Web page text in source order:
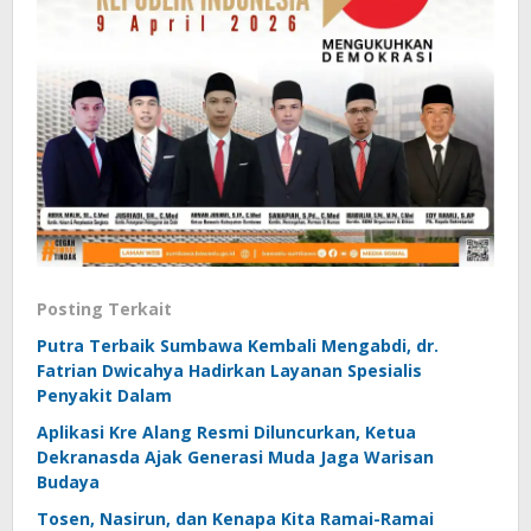
Posting Terkait
Putra Terbaik Sumbawa Kembali Mengabdi, dr.
Fatrian Dwicahya Hadirkan Layanan Spesialis
Penyakit Dalam
Aplikasi Kre Alang Resmi Diluncurkan, Ketua
Dekranasda Ajak Generasi Muda Jaga Warisan
Budaya
Tosen, Nasirun, dan Kenapa Kita Ramai-Ramai